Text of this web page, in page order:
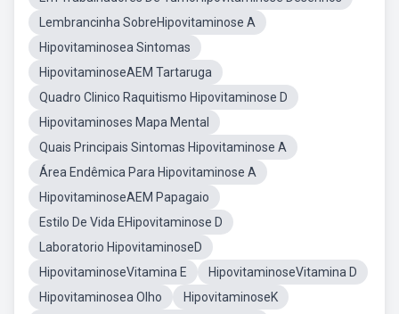
Lembrancinha SobreHipovitaminose A
Hipovitaminosea Sintomas
HipovitaminoseAEM Tartaruga
Quadro Clinico Raquitismo Hipovitaminose D
Hipovitaminoses Mapa Mental
Quais Principais Sintomas Hipovitaminose A
Área Endêmica Para Hipovitaminose A
HipovitaminoseAEM Papagaio
Estilo De Vida EHipovitaminose D
Laboratorio HipovitaminoseD
HipovitaminoseVitamina E
HipovitaminoseVitamina D
Hipovitaminosea Olho
HipovitaminoseK